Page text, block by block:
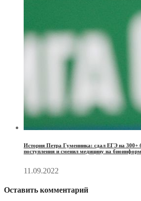
История Петра Гуменника: сдал ЕГЭ на 300+
поступления и сменил медицину на
11.09.2022
Оставить комментарий